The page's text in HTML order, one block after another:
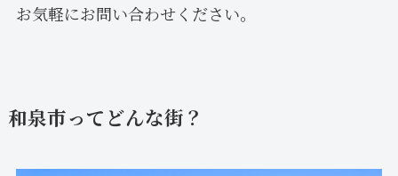
お気軽にお問い合わせください。
和泉市ってどんな街？